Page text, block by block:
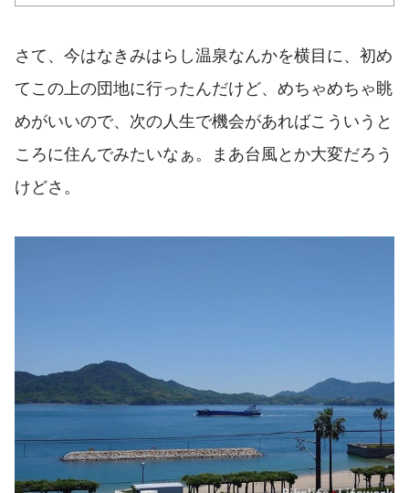
さて、今はなきみはらし温泉なんかを横目に、初め
てこの上の団地に行ったんだけど、めちゃめちゃ眺
めがいいので、次の人生で機会があればこういうと
ころに住んでみたいなぁ。まあ台風とか大変だろう
けどさ。